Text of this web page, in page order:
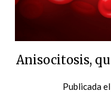
Anisocitosis,
Publicada el